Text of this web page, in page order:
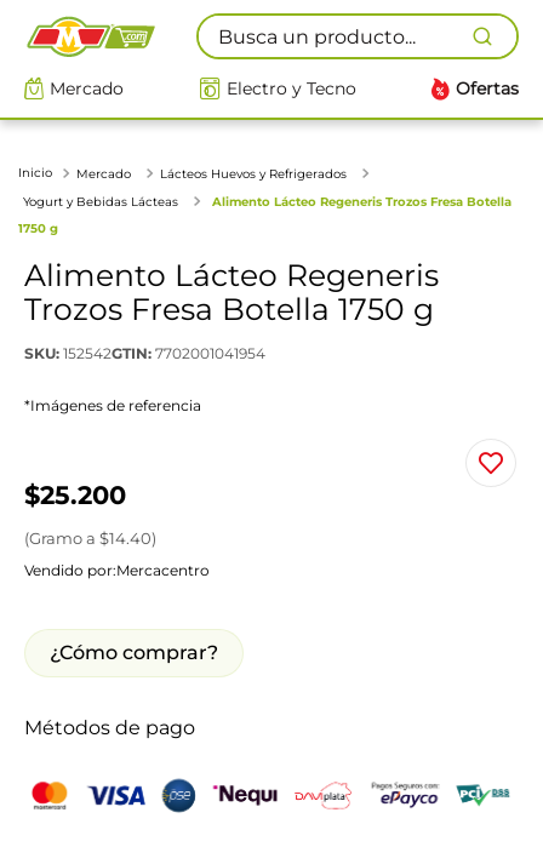
Busca un producto...
Mercado Electro y Tecno Ofertas
Mercado
Lácteos Huevos y Refrigerados
Yogurt y Bebidas Lácteas
Alimento Lácteo Regeneris Trozos Fresa Botella
1750 g
Alimento Lácteo Regeneris
Trozos Fresa Botella 1750 g
SKU: 152542GTIN: 7702001041954
*Imágenes de referencia
$25.200
(Gramoa $14.40)
Vendido por:Mercacentro
¿Cómo comprar?
Métodos de pago